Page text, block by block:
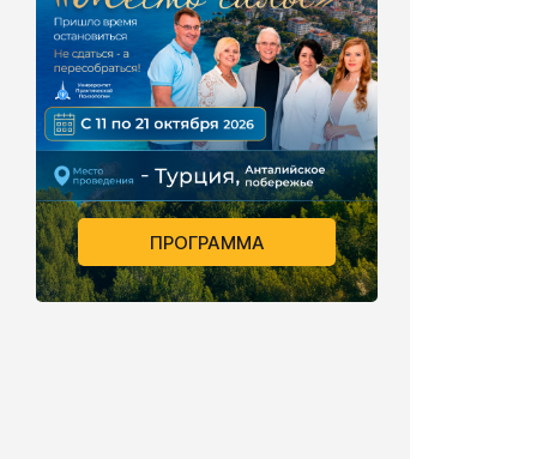
ПРОГРАММА